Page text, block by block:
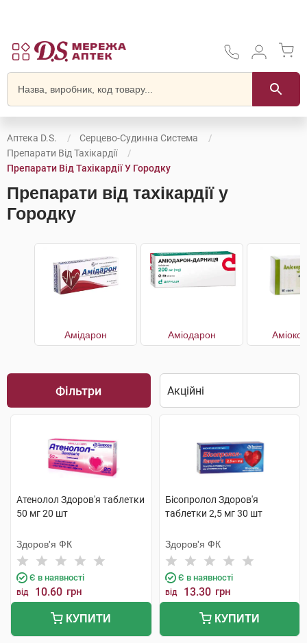
Аптека D.S.
Серцево-Судинна Система
Препарати Від Тахікардії
Препарати Від Тахікардії У Городку
Препарати від тахікардії у
Городку
Амідарон Аміодарон
Фільтри
Атенолол Здоров'я таблетки
50 мг 20 шт
Здоров'я ФК
Є в наявності
від 10.60 грн
КУПИТИ
Бісопролол Здоров'я
таблетки 2,5 мг 30 шт
Здоров'я ФК
Є в наявності
від 13.30 грн
КУПИТИ